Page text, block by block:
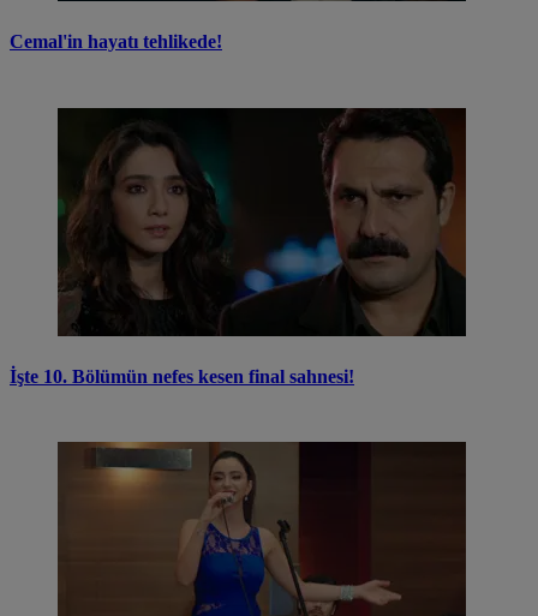
Cemal'in hayatı tehlikede!
İşte 10. Bölümün nefes kesen final sahnesi!